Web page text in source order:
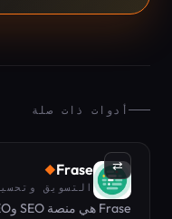
أدوات ذات صلة
⇄
Frase
◆
التسويق